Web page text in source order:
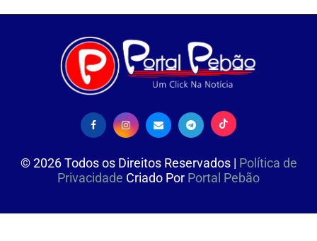
©2026Todos os Direitos Reservados | Política de
Privacidade Criado Por Portal Pebão